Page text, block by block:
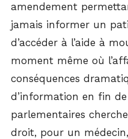
amendement
jamais informer un
d’accéder à l’aide à
moment même où
conséquences
d’information en fin
parlementaires
droit, pour un